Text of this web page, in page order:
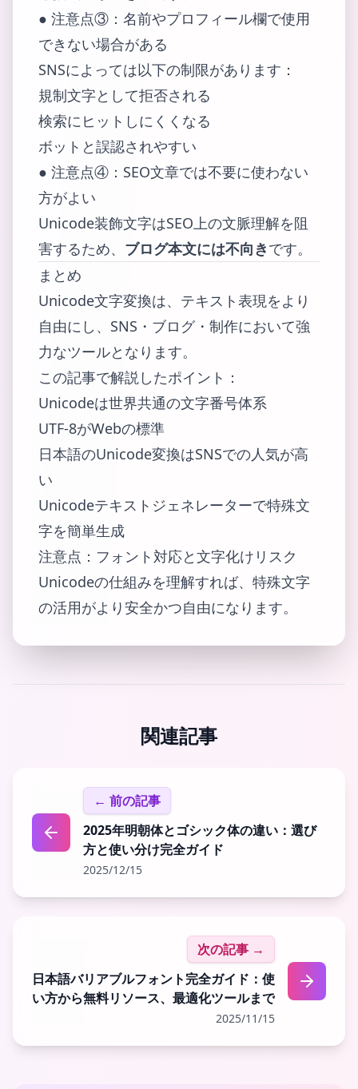
● 注意点③：名前やプロフィール欄で使用
できない場合がある
SNSによっては以下の制限があります：
規制文字として拒否される
検索にヒットしにくくなる
ボットと誤認されやすい
● 注意点④：SEO文章では不要に使わない
方がよい
Unicode装飾文字はSEO上の文脈理解を阻
害するため、 ブログ本文には不向きです。
まとめ
Unicode文字変換は、テキスト表現をより
自由にし、SNS・ブログ・制作において強
力なツールとなります。
この記事で解説したポイント：
Unicodeは世界共通の文字番号体系
UTF-8がWebの標準
日本語のUnicode変換はSNSでの人気が高
い
Unicodeテキストジェネレーターで特殊文
字を簡単生成
注意点：フォント対応と文字化けリスク
Unicodeの仕組みを理解すれば、特殊文字
の活用がより安全かつ自由になります。
関連記事
← 前の記事
2025年明朝体とゴシック体の違い：選び
方と使い分け完全ガイド
2025/12/15
次の記事 →
日本語バリアブルフォント完全ガイド：使
い方から無料リソース、最適化ツールまで
2025/11/15